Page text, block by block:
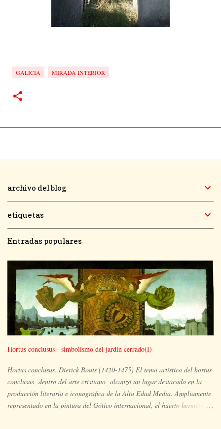
GALICIA MIRADA INTERIOR
archivo del blog
etiquetas
Entradas populares
Hortus conclusus - simbolismo del jardín cerrado(I)
Hortus conclusus. Dierick Bouts (1420-1475) El tema artístico del hortus
conclusus dentro del arte cristiano alcanzó un lugar destacado en la
producción literaria e iconográfica de la Alta Edad Media. Ampliamente
representado en la pintura del Gótico internacional, el huerto hermético